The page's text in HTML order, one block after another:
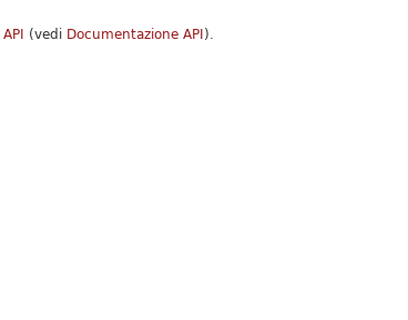
API (vedi Documentazione API).